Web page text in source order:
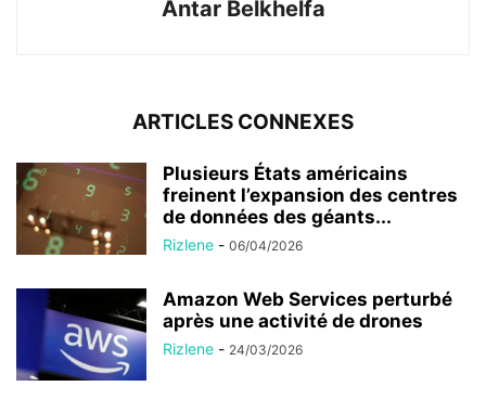
Antar Belkhelfa
ARTICLES CONNEXES
Plusieurs États américains
freinent l’expansion des centres
de données des géants...
Rizlene - 06/04/2026
Amazon Web Services perturbé
après une activité de drones
Rizlene - 24/03/2026